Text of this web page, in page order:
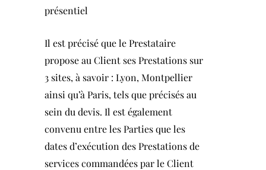
présentiel
Il est précisé que le Prestataire
propose au Client ses Prestations sur
3 sites, à savoir : Lyon, Montpellier
ainsi qu’à Paris, tels que précisés au
sein du devis. Il est également
convenu entre les Parties que les
dates d’exécution des Prestations de
services commandées par le Client